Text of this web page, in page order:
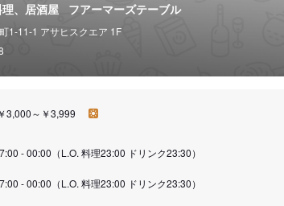
、居酒屋 フアーマーズテーブル
1-11-1 アサヒスクエア 1F
￥3,000～￥3,999
- 00:00（L.O. 料理23:00 ドリンク23:30）
- 00:00（L.O. 料理23:00 ドリンク23:30）